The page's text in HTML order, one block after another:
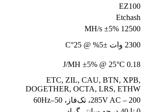
EZ100
Etchash
12500 MH/s ±5%
2300 وات ±5% @ 25°C
0.18 J/MH ±5% @ 25°C
ETC, ZIL, CAU, BTN, XPB,
DOGETHER, OCTA, LRS, ETHW
200 – 285V AC، تک‌فاز، 50–60Hz